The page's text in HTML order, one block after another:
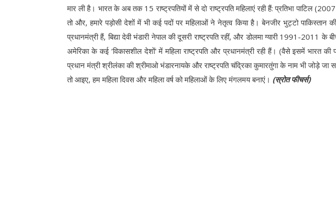
मार ली है। भारत के अब तक 15 राष्ट्रपतियों में से दो राष्ट्रपति महिलाएं रही हैं: प्रतिभा पाटिल
तो और, हमारे पड़ोसी देशों में भी कई पदों पर महिलाओं ने नेतृत्व किया है। बेनजीर भुट्टो पाकिस्तान
प्रधानमंत्री हैं, बिद्या देवी भंडारी नेपाल की दूसरी राष्ट्रपति रहीं, और डोलमा ग्यारी 1991-2011 के
अमेरिका के कई ‘विकासशील देशों' में महिला राष्ट्रपति और प्रधानमंत्री रही हैं। (वैसे इसमें भारत की
प्रधान मंत्री श्रीलंका की श्रीमाओ भंडारनायके और राष्ट्रपति चंद्रिका कुमारतुंगा के नाम भी जोड़े
तो आइए, हम महिला दिवस और महिला वर्ष को महिलाओं के लिए मंगलमय बनाएं। (स्रोत फीचर्स)